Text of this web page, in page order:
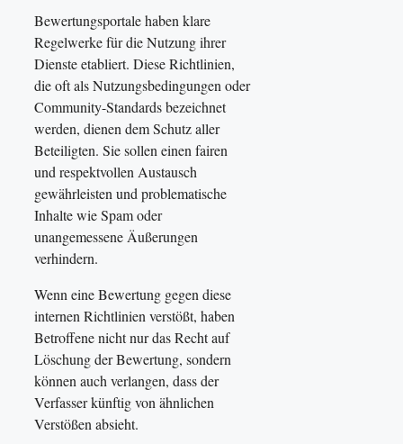
Bewertungsportale haben klare
Regelwerke für die Nutzung ihrer
Dienste etabliert. Diese Richtlinien,
die oft als Nutzungsbedingungen oder
Community-Standards bezeichnet
werden, dienen dem Schutz aller
Beteiligten. Sie sollen einen fairen
und respektvollen Austausch
gewährleisten und problematische
Inhalte wie Spam oder
unangemessene Äußerungen
verhindern.
Wenn eine Bewertung gegen diese
internen Richtlinien verstößt, haben
Betroffene nicht nur das Recht auf
Löschung der Bewertung, sondern
können auch verlangen, dass der
Verfasser künftig von ähnlichen
Verstößen absieht.